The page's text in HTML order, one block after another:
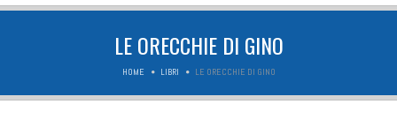
LE ORECCHIE DI GINO
HOME LIBRI LE ORECCHIE DI GINO